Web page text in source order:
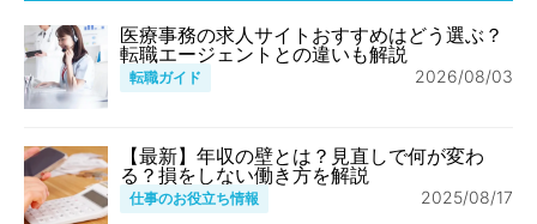
医療事務の求人サイトおすすめはどう選ぶ？
転職エージェントとの違いも解説
転職ガイド 2026/08/03
【最新】年収の壁とは？見直しで何が変わ
る？損をしない働き方を解説
仕事のお役立ち情報 2025/08/17